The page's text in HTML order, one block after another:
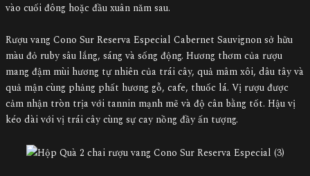
vào cuối đông hoặc đầu xuân năm sau.
Rượu vang Cono Sur Reserva Especial Cabernet Sauvignon sở hữu
màu đỏ ruby sâu lắng, sáng và sống động. Hương thơm của rượu
mang đậm mùi hương tự nhiên của trái cây, quả mâm xôi, dâu tây và
quả mận cùng phảng phất hương gỗ, cafe, thuốc lá. Vị rượu được
cảm nhận tròn trịa với tannin mạnh mẽ và độ cân bằng tốt. Hậu vị
kéo dài với vị trái cây cùng sự cay nồng đầy ấn tượng.